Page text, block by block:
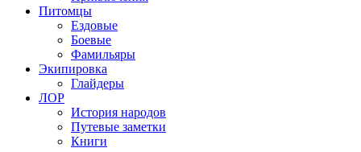
Питомцы
Ездовые
Боевые
Фамильяры
Экипировка
Глайдеры
ЛОР
История народов
Путевые заметки
Книги